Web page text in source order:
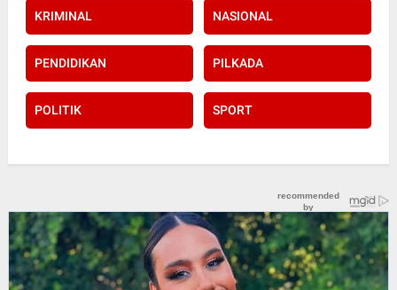
KRIMINAL NASIONAL
PENDIDIKAN PILKADA
POLITIK SPORT